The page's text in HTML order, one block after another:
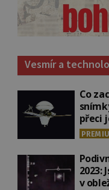
Vesmír a
Co
přeci
2023:
v